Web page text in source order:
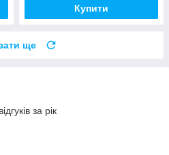
Купити
ще
за рік